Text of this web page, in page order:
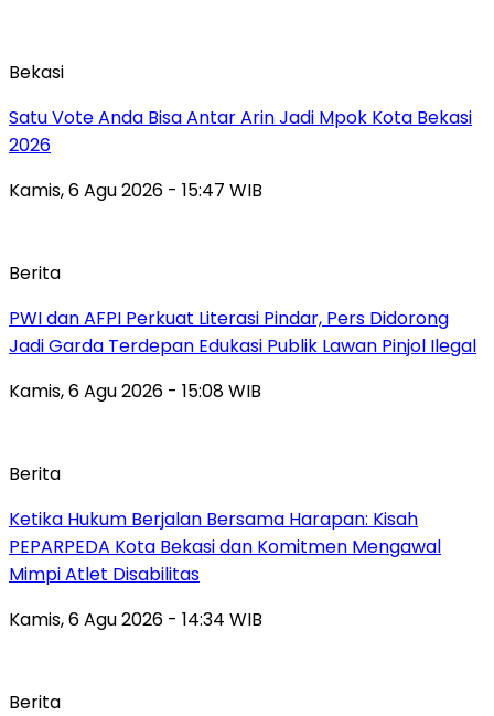
Bekasi
Satu Vote Anda Bisa Antar Arin Jadi Mpok Kota Bekasi
2026
Kamis, 6 Agu 2026 - 15:47 WIB
Berita
PWI dan AFPI Perkuat Literasi Pindar, Pers Didorong
Jadi Garda Terdepan Edukasi Publik Lawan Pinjol Ilegal
Kamis, 6 Agu 2026 - 15:08 WIB
Berita
Ketika Hukum Berjalan Bersama Harapan: Kisah
PEPARPEDA Kota Bekasi dan Komitmen Mengawal
Mimpi Atlet Disabilitas
Kamis, 6 Agu 2026 - 14:34 WIB
Berita